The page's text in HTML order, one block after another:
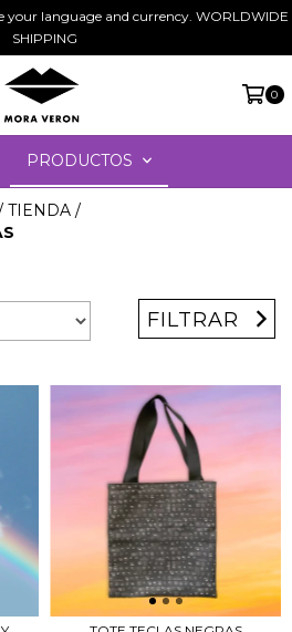
your language and currency. WORLDWIDE
SHIPPING
0
PRODUCTOS
TIENDA /
FILTRAR